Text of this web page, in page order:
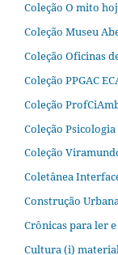
Coleção O mito
Coleção Museu
Coleção Oficinas
Coleção PPGAC
Coleção
Coleção
Coleção
Coletânea
Construção
Crônicas para ler
Cultura (i)